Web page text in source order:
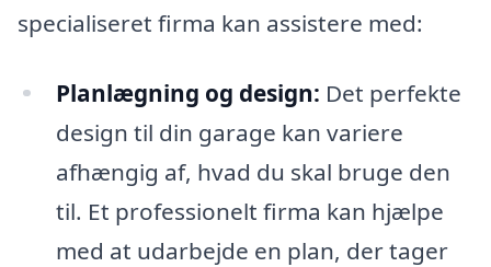
specialiseret firma kan assistere med:
Planlægning og design: Det perfekte
design til din garage kan variere
afhængig af, hvad du skal bruge den
til. Et professionelt firma kan hjælpe
med at udarbejde en plan, der tager